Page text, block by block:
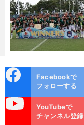
ok
Facebookで
フォローする
YouTubeで
チャンネル登録